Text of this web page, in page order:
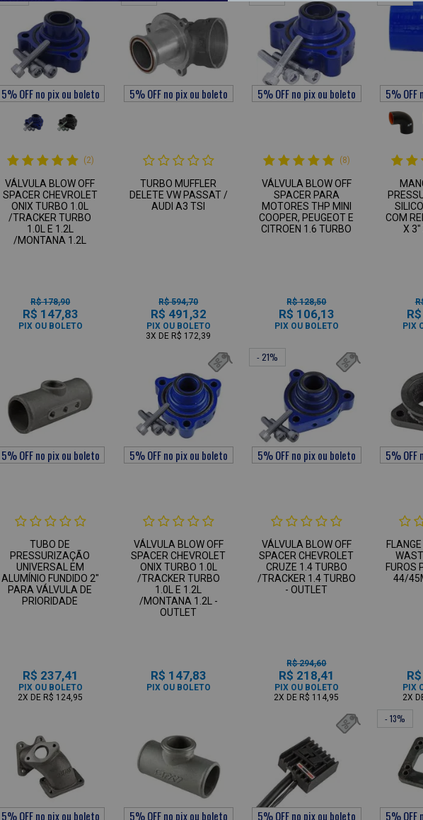
(2)
VÁLVULA BLOW OFF
SPACER CHEVROLET
ONIX TURBO 1.0L
/TRACKER TURBO
1.0L E 1.2L
/MONTANA 1.2L
R$ 178,90
R$ 147,83
PIX OU BOLETO
TURBO MUFFLER
DELETE VW PASSAT /
AUDI A3 TSI
R$ 594,70
R$ 491,32
PIX OU BOLETO
3X DE R$ 172,39
(8)
VÁLVULA BLOW OFF
SPACER PARA
MOTORES THP MINI
COOPER, PEUGEOT E
CITROEN 1.6 TURBO
R$ 128,50
R$ 106,13
PIX OU BOLETO
COM
X
PIX
TUBO DE
PRESSURIZAÇÃO
UNIVERSAL EM
ALUMÍNIO FUNDIDO 2"
PARA VÁLVULA DE
PRIORIDADE
R$ 237,41
PIX OU BOLETO
2X DE R$ 124,95
VÁLVULA BLOW OFF
SPACER CHEVROLET
ONIX TURBO 1.0L
/TRACKER TURBO
1.0L E 1.2L
/MONTANA 1.2L -
OUTLET
R$ 147,83
PIX OU BOLETO
- 21%
VÁLVULA BLOW OFF
SPACER CHEVROLET
CRUZE 1.4 TURBO
/TRACKER 1.4 TURBO
- OUTLET
R$ 294,60
R$ 218,41
PIX OU BOLETO
2X DE R$ 114,95
FUROS
44/
PIX
2X
- 13%